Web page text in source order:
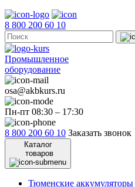
8 800 200 60 10
Промышленное
оборудование
osa@akbkurs.ru
Пн-пт 08:30 – 17:30
8 800 200 60 10 Заказать звонок
Каталог
товаров
Тюменские аккумуляторы